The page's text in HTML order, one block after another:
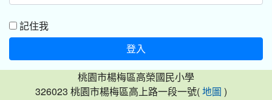
記住我
登入
桃園市楊梅區高榮國民小學
326023 桃園市楊梅區高上路一段一號( 地圖 )